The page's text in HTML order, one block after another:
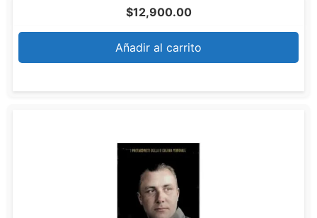
$12,900.00
Añadir al carrito